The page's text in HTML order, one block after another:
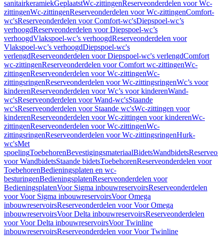
sanitairkeramiekGeplaatstWc-zittingenReserveonderdelen voor Wc-
zittingenWc-zittingenReserveonderdelen voor Wc-zittingenComfort-
wc'sReserveonderdelen voor Comfort-wc'sDiepspoel-wc’s
verhoogdReserveonderdelen voor Diepspoel-wc’s
verhoogdVlakspoel-wc’s verhoogdReserveonderdelen voor
Vlakspoel-wc’s verhoogdDiepspoel-wc's
verlengdReserveonderdelen voor Diepspoel-wc's verlengdComfort
wc-zittingenReserveonderdelen voor Comfort wc-zittingenWc-
zittingenReserveonderdelen voor Wc-zittingenWc-
zittingsringenReserveonderdelen voor Wc-zittingsringenWc’s voor
kinderenReserveonderdelen voor Wc’s voor kinderenWand-
wc'sReserveonderdelen voor Wand-wc'sStaande
wc'sReserveonderdelen voor Staande wc'sWc-zittingen voor
kinderenReserveonderdelen voor Wc-zittingen voor kinderenWc-
zittingenReserveonderdelen voor Wc-zittingenWc-
zittingsringenReserveonderdelen voor Wc-zittingsringenHurk-
wc'sMet
spoelingToebehorenBevestigingsmateriaalBidetsWandbidets
voor WandbidetsStaande bidetsToebehorenReserveonderdelen voor
ToebehorenBedieningsplaten en wc-
besturingenBedieningsplatenReserveonderdelen voor
BedieningsplatenVoor Sigma inbouwreservoirsReserveonderdelen
voor Voor Sigma inbouwreservoirsVoor Omega
inbouwreservoirsReserveonderdelen voor Voor Omega
inbouwreservoirsVoor Delta inbouwreservoirsReserveonderdelen
voor Voor Delta inbouwreservoirsVoor Twinline
inbouwreservoirsReserveonderdelen voor Voor Twinline